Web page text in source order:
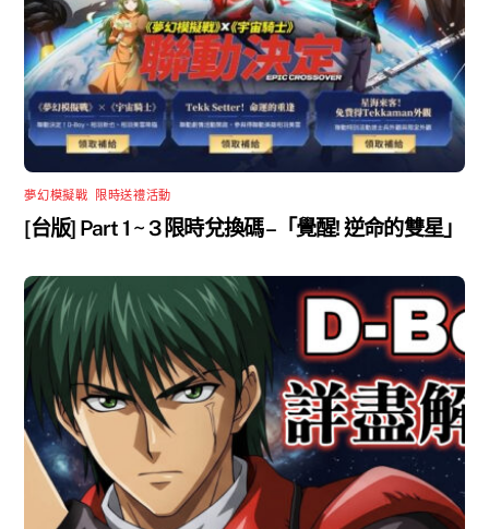
夢幻模擬戰 限時送禮活動
[台版] Part 1 ~ 3 限時兌換碼 –「覺醒! 逆命的雙星」